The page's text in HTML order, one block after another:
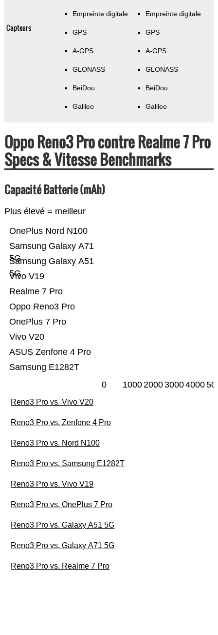
Capteurs
Empreinte digitale
GPS
A-GPS
GLONASS
BeiDou
Galileo
Empreinte digitale
GPS
A-GPS
GLONASS
BeiDou
Galileo
Oppo Reno3 Pro contre Realme 7 Pro
Specs & Vitesse Benchmarks
Capacité Batterie (mAh)
Plus élevé = meilleur
Samsung E1282T
ASUS Zenfone 4 Pro
Vivo V20
OnePlus 7 Pro
Oppo Reno3 Pro
Realme 7 Pro
Vivo V19
Samsung Galaxy A51
5G
Samsung Galaxy A71
5G
OnePlus Nord N100
0 1000200030004000
Reno3 Pro vs. Vivo V20
Reno3 Pro vs. Zenfone 4 Pro
Reno3 Pro vs. Nord N100
Reno3 Pro vs. Samsung E1282T
Reno3 Pro vs. Vivo V19
Reno3 Pro vs. OnePlus 7 Pro
Reno3 Pro vs. Galaxy A51 5G
Reno3 Pro vs. Galaxy A71 5G
Reno3 Pro vs. Realme 7 Pro